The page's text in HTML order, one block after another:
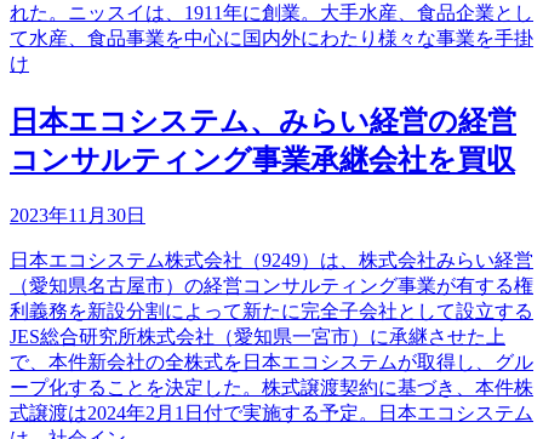
れた。ニッスイは、1911年に創業。大手水産、食品企業とし
て水産、食品事業を中心に国内外にわたり様々な事業を手掛
け
日本エコシステム、みらい経営の経営
コンサルティング事業承継会社を買収
2023年11月30日
日本エコシステム株式会社（9249）は、株式会社みらい経営
（愛知県名古屋市）の経営コンサルティング事業が有する権
利義務を新設分割によって新たに完全子会社として設立する
JES総合研究所株式会社（愛知県一宮市）に承継させた上
で、本件新会社の全株式を日本エコシステムが取得し、グル
ープ化することを決定した。株式譲渡契約に基づき、本件株
式譲渡は2024年2月1日付で実施する予定。日本エコシステム